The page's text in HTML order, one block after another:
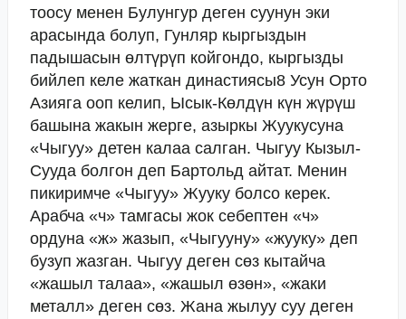
тоосу менен Булунгур деген суунун эки
арасында болуп, Гунляр кыргыздын
падышасын өлтүрүп койгондо, кыргызды
бийлеп келе жаткан династиясы8 Усун Орто
Азияга ооп келип, Ысык-Көлдүн күн жүрүш
башына жакын жерге, азыркы Жуукусуна
«Чыгуу» детен калаа салган. Чыгуу Кызыл-
Сууда болгон деп Бартольд айтат. Менин
пикиримче «Чыгуу» Жууку болсо керек.
Арабча «ч» тамгасы жок себептен «ч»
ордуна «ж» жазып, «Чыгууну» «жууку» деп
бузуп жазган. Чыгуу деген сөз кытайча
«жашыл талаа», «жашыл өзөн», «жаки
металл» деген сөз. Жана жылуу суу деген